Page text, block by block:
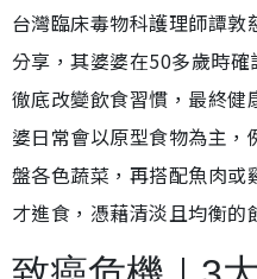
台灣臨床毒物科護理師譚敦
分享，其婆婆在50多歲時
徹底改變飲食習慣，最終
婆日常會以原型食物為主
盤各色蔬菜，再搭配魚肉
才進食，憑藉清淡且均衡的